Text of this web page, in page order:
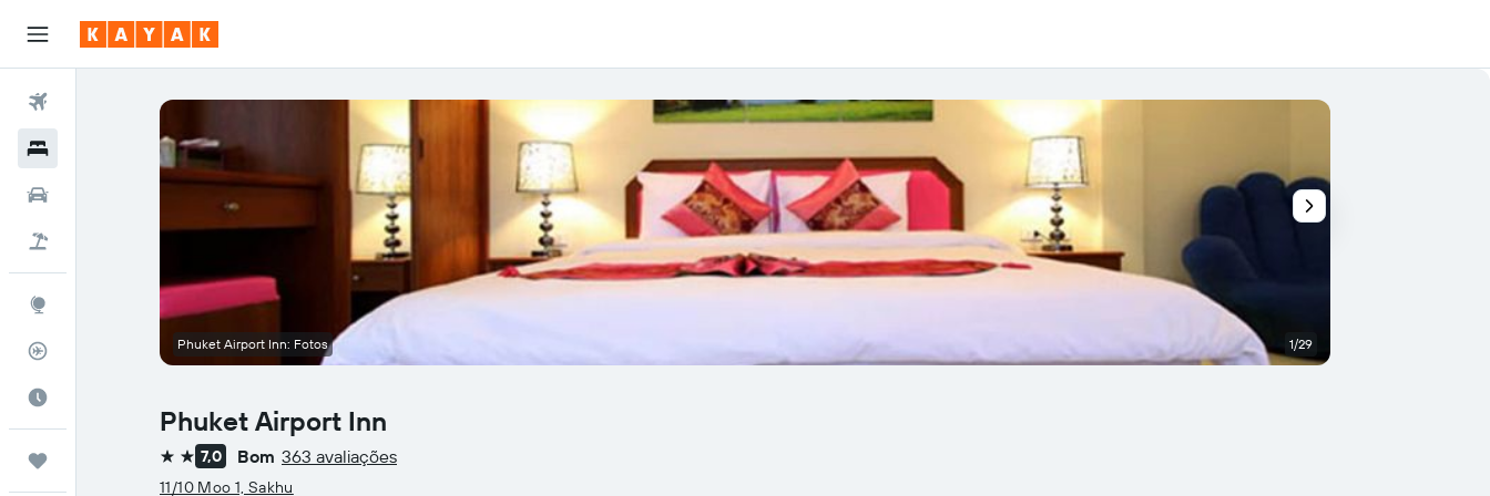
Rastreador de voos
Phuket Airport Inn
2 estrelas
7,0 Bom 363 avaliações
11/10 Moo 1, Sakhu
Phuket Airport Inn: Fotos 1/29